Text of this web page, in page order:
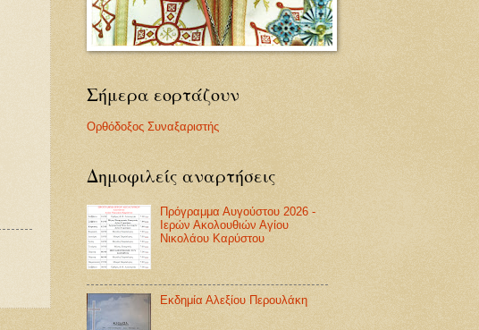
Σήμερα εορτάζουν
Ορθόδοξος Συναξαριστής
Δημοφιλείς αναρτήσεις
Πρόγραμμα Αυγούστου 2026 -
Ιερών Ακολουθιών Αγίου
Νικολάου Καρύστου
Εκδημία Αλεξίου Περουλάκη